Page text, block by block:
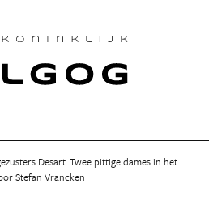
Desart. Twee pittige dames in het
Stefan Vrancken